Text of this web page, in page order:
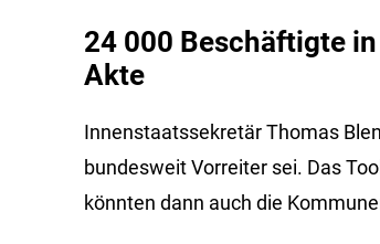
24 000 Beschäftigte
Akte
Innenstaatssekretär Thomas
bundesweit Vorreiter sei. Das
könnten dann auch die